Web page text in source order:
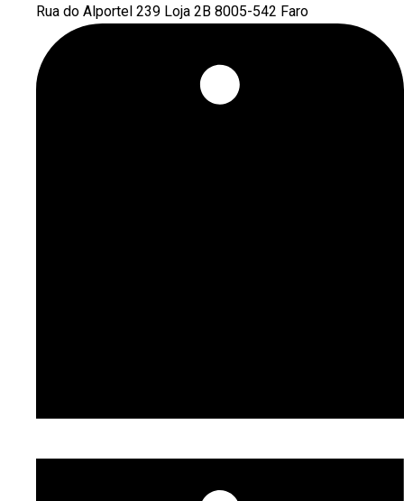
Rua do Alportel 239 Loja 2B 8005-542 Faro